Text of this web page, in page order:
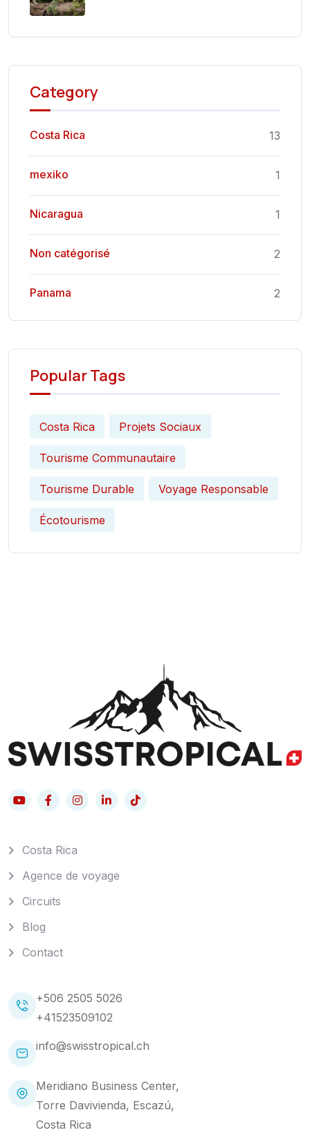
Category
Costa Rica 13
mexiko 1
Nicaragua 1
Non catégorisé 2
Panama 2
Popular Tags
Costa Rica Projets Sociaux
Tourisme Communautaire
Tourisme Durable Voyage Responsable
Écotourisme
Costa Rica
Agence de voyage
Circuits
Blog
Contact
+506 2505 5026
+41523509102
info@swisstropical.ch
Meridiano Business Center,
Torre Davivienda, Escazú,
Costa Rica